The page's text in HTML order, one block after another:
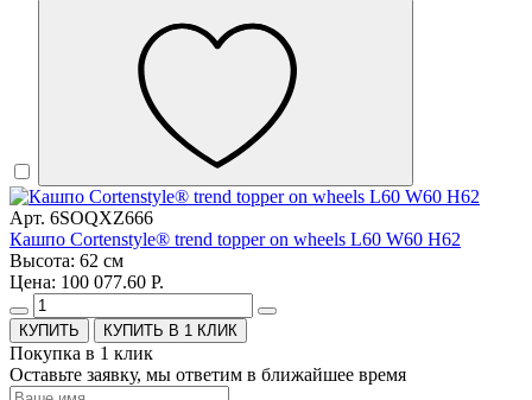
Арт. 6SOQXZ666
Кашпо Cortenstyle® trend topper on wheels L60 W60 H62
Высота: 62 см
Цена: 100 077.60 Р.
КУПИТЬ В 1 КЛИК
Покупка в 1 клик
Оставьте заявку, мы ответим в ближайшее время